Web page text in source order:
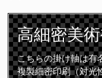
高細密美
こちらの掛け軸は有
複製細密印刷（対光